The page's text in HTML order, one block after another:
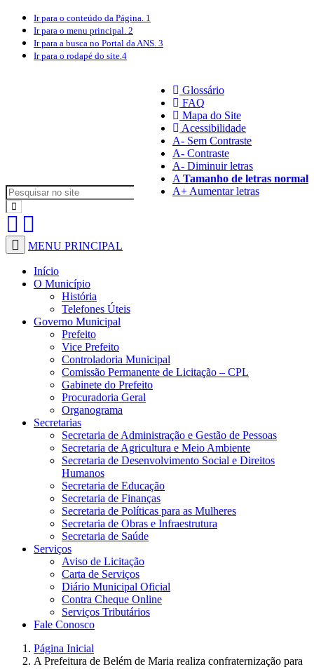
Ir para o conteúdo da Página. 1
Ir para o menu principal. 2
Ir para a busca no Portal da ANS. 3
Ir para o rodapé do site.4
Glossário
FAQ
Mapa do Site
Acessibilidade
A- Sem Contraste
A- Contraste
A- Diminuir letras
A Tamanho de letras normal
A+ Aumentar letras
MENU PRINCIPAL
Início
O Município
História
Telefones Úteis
Governo Municipal
Prefeito
Vice Prefeito
Controladoria Municipal
Comissão Permanente de Licitação – CPL
Gabinete do Prefeito
Procuradoria Geral
Organograma
Secretarias
Secretaria de Administração e Gestão de Pessoas
Secretaria de Agricultura e Meio Ambiente
Secretaria de Desenvolvimento Social e Direitos
Humanos
Secretaria de Educação
Secretaria de Finanças
Secretaria de Políticas para as Mulheres
Secretaria de Obras e Infraestrutura
Secretaria de Saúde
Serviços
Aviso de Licitação
Carta de Serviços
Diário Municipal Oficial
Contra Cheque Online
Serviços Tributários
Fale Conosco
Página Inicial
A Prefeitura de Belém de Maria realiza confraternização para